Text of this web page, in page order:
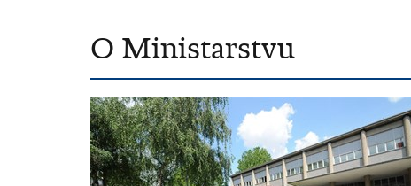
O Ministarstvu